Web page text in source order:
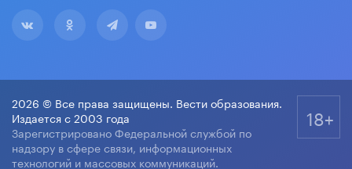
2026 © Все права защищены. Вести образования.
Издается с 2003 года
Зарегистрировано Федеральной службой по
надзору в сфере связи, информационных
технологий и массовых коммуникаций.
18+